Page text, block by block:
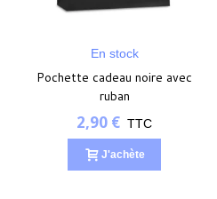
En stock
Pochette cadeau noire avec
ruban
2,90 € TTC
J'achète